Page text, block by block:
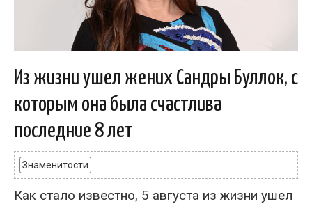
Из жизни ушел жених Сандры Буллок, с
которым она была счастлива
последние 8 лет
Знаменитости
Как стало известно, 5 августа из жизни ушел